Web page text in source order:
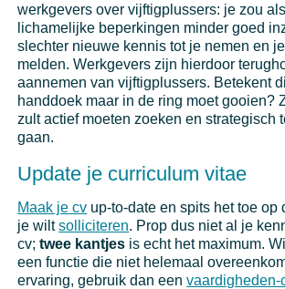
werkgevers over vijftigplussers: je zou
lichamelijke beperkingen minder goed
slechter nieuwe kennis tot je nemen en
melden. Werkgevers zijn hierdoor
aannemen van vijftigplussers. Betekent
handdoek maar in de ring moet gooien?
zult actief moeten zoeken en strategisch
gaan.
Update je curriculum vitae
Maak je cv up-to-date en spits het toe op
je wiltsolliciteren. Prop dus niet al je
cv;twee kantjes is echt het maximum.
een functie die niet helemaal
ervaring, gebruik dan eenvaardigheden-